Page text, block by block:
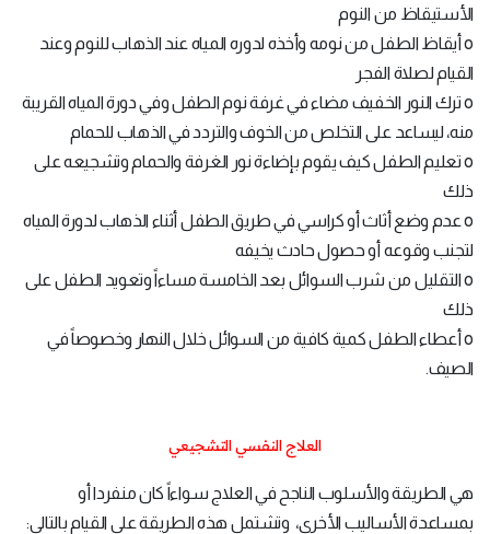
الأستيقاظ من النوم
o أيقاظ الطفل من نومه وأخذه لدوره المياه عند الذهاب للنوم وعند
القيام لصلاة الفجر
o ترك النور الخفيف مضاء في غرفة نوم الطفل وفي دورة المياه القريبة
منه، ليساعد على التخلص من الخوف والتردد في الذهاب للحمام
o تعليم الطفل كيف يقوم بإضاءة نور الغرفة والحمام وتشجيعه على
ذلك
o عدم وضع أثاث أو كراسي في طريق الطفل أثناء الذهاب لدورة المياه
لتجنب وقوعه أو حصول حادث يخيفه
o التقليل من شرب السوائل بعد الخامسة مساءاً وتعويد الطفل على
ذلك
o أعطاء الطفل كمية كافية من السوائل خلال النهار وخصوصاً في
الصيف.
العلاج النفسي التشجيعي
هي الطريقة والأسلوب الناجح في العلاج سواءاً كان منفردا أو
بمساعدة الأساليب الأخرى، وتشتمل هذه الطريقة على القيام بالتالي: